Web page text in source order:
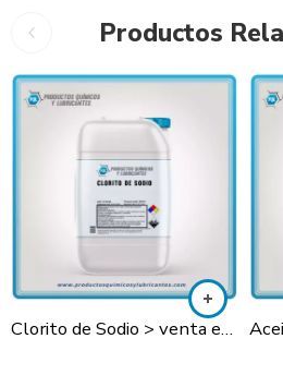
Productos
Clorito de Sodio > venta en Lima y todo el Perú